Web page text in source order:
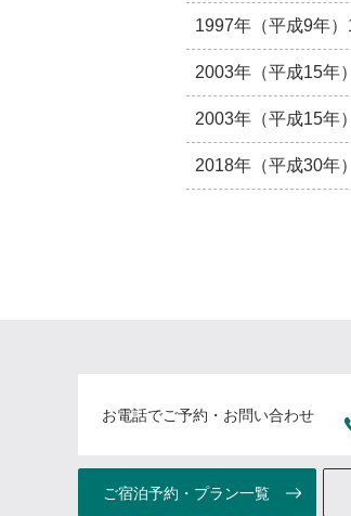
1997年（平成9年）
2003年（平成15年
2003年（平成15年
2018年（平成30年
お電話でご予約・お問い合わせ
ご宿泊予約・ プラン一覧